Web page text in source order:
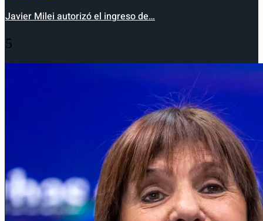
Javier Milei autorizó el ingreso de…
5